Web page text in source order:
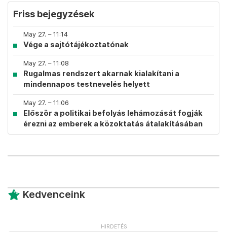
Friss bejegyzések
May 27. – 11:14
Vége a sajtótájékoztatónak
May 27. – 11:08
Rugalmas rendszert akarnak kialakítani a
mindennapos testnevelés helyett
May 27. – 11:06
Először a politikai befolyás lehámozását fogják
érezni az emberek a közoktatás átalakításában
Kedvenceink